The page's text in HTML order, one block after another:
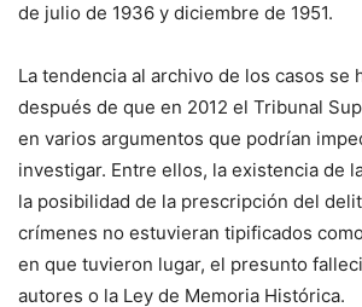
de julio de 1936 y diciembre de 1951.
La tendencia al archivo de los casos se
después de que en 2012 el Tribunal
en varios argumentos que podrían
investigar. Entre ellos, la existencia de
la posibilidad de la prescripción del
crímenes no estuvieran tipificados
en que tuvieron lugar, el presunto
autores o la Ley de Memoria Histórica.